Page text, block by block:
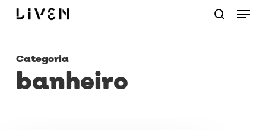
Skip
content
Menu
Categoria
banheiro